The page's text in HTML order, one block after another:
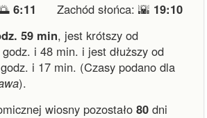
6:11 Zachód słońca: 🌇 19:10
59 min, jest krótszy od
godz. i 48 min. i jest dłuższy od
i 17 min. (Czasy podano dla
).
wiosny pozostało 80 dni